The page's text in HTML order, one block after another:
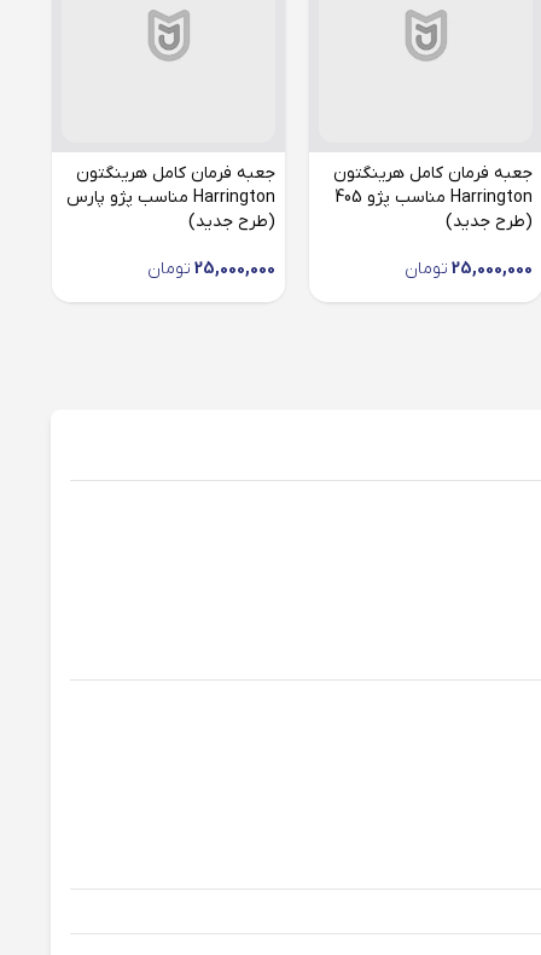
جعبه فرمان کامل هرینگتون
Harrington مناسب پژو 405
(طرح جدید)
25,000,000 تومان
جعبه فرمان کامل هرینگتون
Harrington مناسب پژو پارس
(طرح جدید)
25,000,000 تومان